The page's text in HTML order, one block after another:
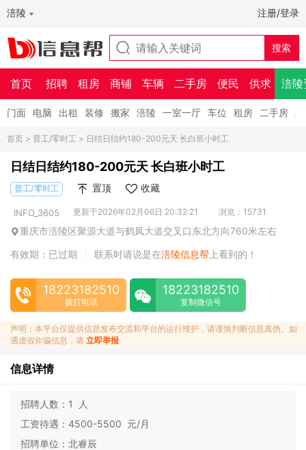
涪陵 注册/登录
首页 招聘 租房 商铺 车辆 二手房 便民 供求 涪陵
门面 电脑 出租 装修 搬家 涪陵 一室一厅 车位 租房 二手房
首页 > 普工/零时工 > 日结日结约180-200元天 长白班小时工
日结日结约180-200元天 长白班小时工
普工/零时工 置顶 收藏
INFO_3605 更新于2026年02月06日 20:32:21 浏览：15731
重庆市涪陵区聚源大道与鹤凤大道交叉口东北方向760米左右
有效期：已过期
联系时请说是在涪陵信息帮 上看到的！
18223182510
拨打电话
18223182510
复制微信号
声明：本平台仅提供信息发布交流和平台的运行维护，请谨慎判断信息真伪。如
遇虚假诈骗信息，请 立即举报
信息详情
招聘人数： 1 人
工资待遇： 4500-5500 元/月
招聘单位： 北睿辰